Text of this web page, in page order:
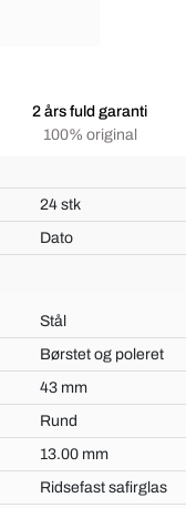
2 års fuld garanti
100% original
24 stk
Dato
Stål
Børstet og poleret
43 mm
Rund
13.00 mm
Ridsefast safirglas